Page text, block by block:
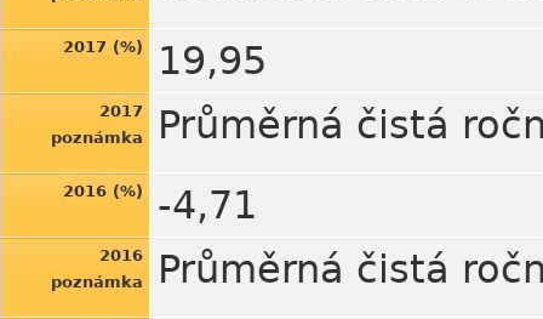
2017 (%) 19,95
2017
poznámka
Průměrná čistá
2016 (%) -4,71
2016
poznámka
Průměrná čistá